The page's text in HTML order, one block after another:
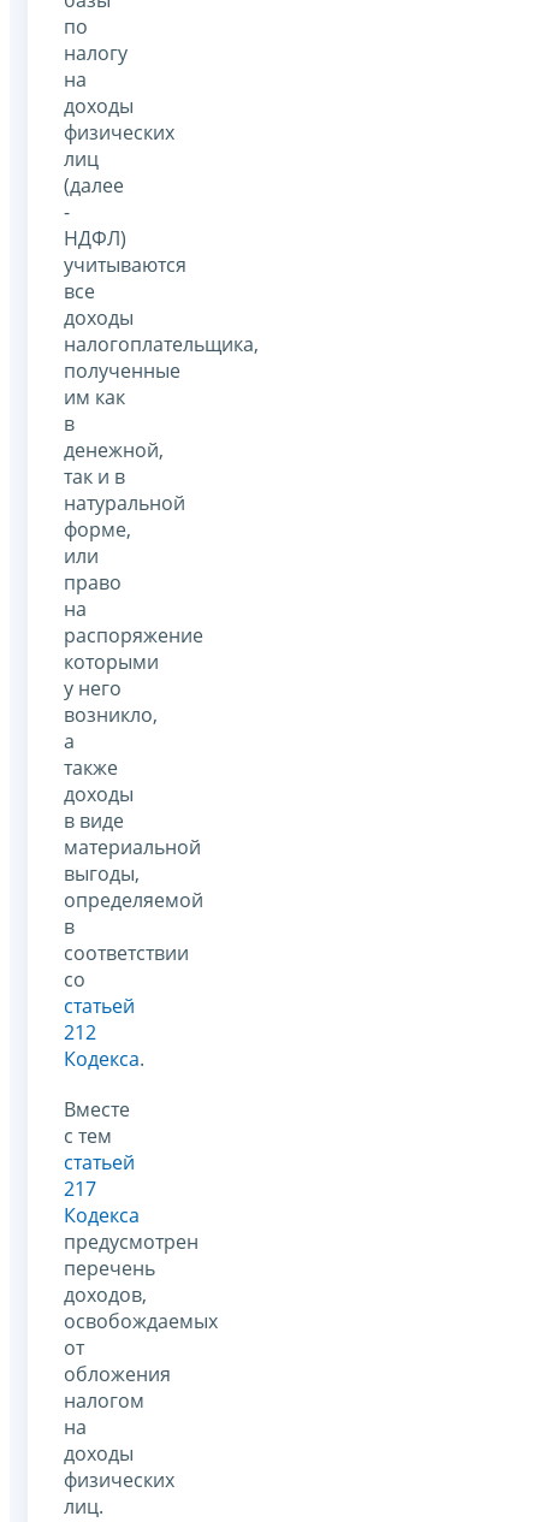
по
налогу
на
доходы
физических
лиц
(далее
-
НДФЛ)
учитываются
все
доходы
налогоплательщика,
полученные
им как
в
денежной,
так и в
натуральной
форме,
или
право
на
распоряжение
которыми
у него
возникло,
а
также
доходы
в виде
материальной
выгоды,
определяемой
в
соответствии
со
статьей
212
Кодекса.
Вместе
с тем
статьей
217
Кодекса
предусмотрен
перечень
доходов,
освобождаемых
от
обложения
налогом
на
доходы
физических
лиц.